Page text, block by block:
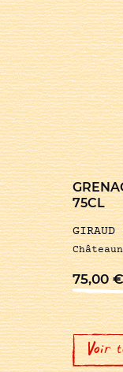
75CL
75,00€
Voir